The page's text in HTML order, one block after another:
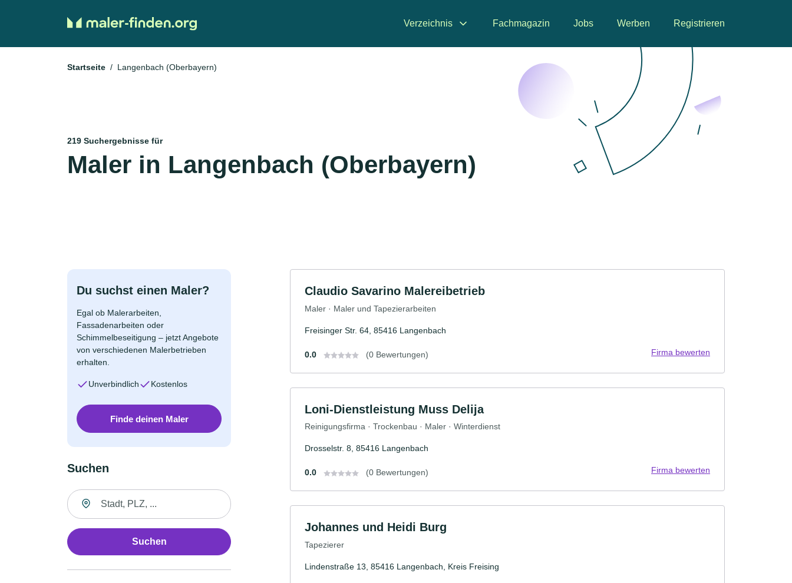
Verzeichnis Fachmagazin Jobs Werben Registrieren
Startseite Langenbach (Oberbayern)
219 Suchergebnisse für
Maler in Langenbach (Oberbayern)
Du suchst einen Maler?
Egal ob Malerarbeiten,
Fassadenarbeiten oder
Schimmelbeseitigung – jetzt Angebote
von verschiedenen Malerbetrieben
erhalten.
Unverbindlich Kostenlos
Finde deinen Maler
Suchen
Suche nach Ort
Suchen
Claudio Savarino Malereibetrieb
Maler · Maler und Tapezierarbeiten
Freisinger Str. 64, 85416 Langenbach
0.0 (0 Bewertungen) Firma bewerten
Loni-Dienstleistung Muss Delija
Reinigungsfirma · Trockenbau · Maler · Winterdienst
Drosselstr. 8, 85416 Langenbach
0.0 (0 Bewertungen) Firma bewerten
Johannes und Heidi Burg
Tapezierer
Lindenstraße 13, 85416 Langenbach, Kreis Freising